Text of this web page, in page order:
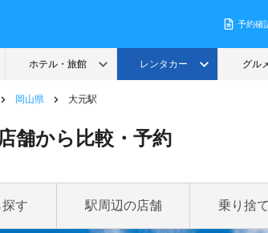
岡山県 大元駅
舗から比較・予約
す 駅周辺の店舗 乗り捨